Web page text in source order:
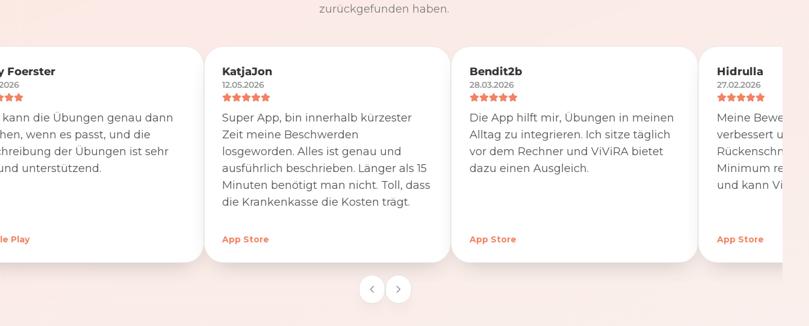
zurückgefunden haben.
Foerster
die Übungen genau dann
wenn es passt, und die
der Übungen ist sehr
unterstützend.
Play
KatjaJon
12.05.2026
Super App, bin innerhalb kürzester
Zeit meine Beschwerden
losgeworden. Alles ist genau und
ausführlich beschrieben. Länger als 15
Minuten benötigt man nicht. Toll, dass
die Krankenkasse die Kosten trägt.
App Store
Bendit2b
28.03.2026
Die App hilft mir, Übungen in meinen
Alltag zu integrieren. Ich sitze täglich
vor dem Rechner und ViViRA bietet
dazu einen Ausgleich.
App Store
Hidrulla
27.02.2026
Meine
verbessert und
Minimum
und kann
App Store